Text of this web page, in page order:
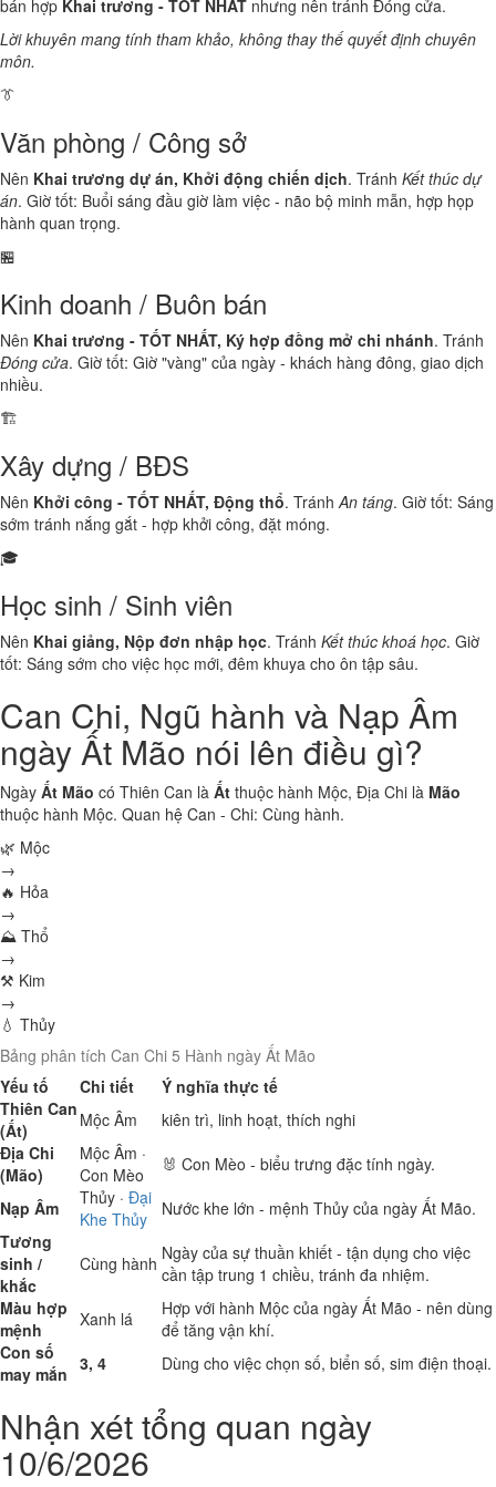
bán hợp Khai trương - TỐT NHẤT nhưng nên tránh Đóng cửa.
Lời khuyên mang tính tham khảo, không thay thế quyết định chuyên
môn.
👔
Văn phòng / Công sở
Nên Khai trương dự án, Khởi động chiến dịch. Tránh Kết thúc dự
án. Giờ tốt: Buổi sáng đầu giờ làm việc - não bộ minh mẫn, hợp họp
hành quan trọng.
🏪
Kinh doanh / Buôn bán
Nên Khai trương - TỐT NHẤT, Ký hợp đồng mở chi nhánh. Tránh
Đóng cửa. Giờ tốt: Giờ "vàng" của ngày - khách hàng đông, giao dịch
nhiều.
🏗️
Xây dựng / BĐS
Nên Khởi công - TỐT NHẤT, Động thổ. TránhAn táng. Giờ tốt: Sáng
sớm tránh nắng gắt - hợp khởi công, đặt móng.
🎓
Học sinh / Sinh viên
Nên Khai giảng, Nộp đơn nhập học. Tránh Kết thúc khoá học. Giờ
tốt: Sáng sớm cho việc học mới, đêm khuya cho ôn tập sâu.
Can Chi, Ngũ hành và Nạp Âm
ngày Ất Mão nói lên điều gì?
Ngày Ất Mão có Thiên Can là Ất thuộc hành Mộc, Địa Chi là Mão
thuộc hành Mộc. Quan hệ Can - Chi: Cùng hành.
🌿 Mộc
→
🔥 Hỏa
→
⛰ Thổ
→
⚒ Kim
→
💧 Thủy
Bảng phân tích Can Chi 5 Hành ngày Ất Mão
Yếu tố
Chi tiết
Ý nghĩa thực tế
Thiên Can
(Ất)
Mộc Âm
kiên trì, linh hoạt, thích nghi
Địa Chi
(Mão)
Mộc Âm ·
Con Mèo
🐰 Con Mèo - biểu trưng đặc tính ngày.
Nạp Âm
Thủy · Đại
Khe Thủy
Nước khe lớn - mệnh Thủy của ngày Ất Mão.
Tương
sinh /
khắc
Cùng hành Ngày của sự thuần khiết - tận dụng cho việc
cần tập trung 1 chiều, tránh đa nhiệm.
Màu hợp
mệnh
Xanh lá
Hợp với hành Mộc của ngày Ất Mão - nên dùng
để tăng vận khí.
Con số
may mắn 3, 4 Dùng cho việc chọn số, biển số, sim điện thoại.
Nhận xét tổng quan ngày
10/6/2026